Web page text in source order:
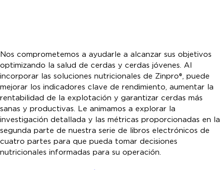
Nos comprometemos a ayudarle a alcanzar sus objetivos
optimizando la salud de cerdas y cerdas jóvenes. Al
incorporar las soluciones nutricionales de Zinpro®, puede
mejorar los indicadores clave de rendimiento, aumentar la
rentabilidad de la explotación y garantizar cerdas más
sanas y productivas. Le animamos a explorar la
investigación detallada y las métricas proporcionadas en la
segunda parte de nuestra serie de libros electrónicos de
cuatro partes para que pueda tomar decisiones
nutricionales informadas para su operación.